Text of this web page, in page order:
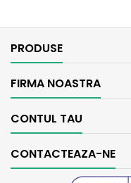
PRODUSE
FIRMA NOASTRA
CONTUL TAU
CONTACTEAZA-NE